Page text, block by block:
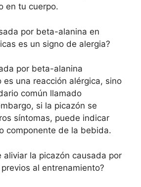
en tu cuerpo.
por beta-alanina en
es un signo de alergia?
por beta-alanina
es una reacción alérgica, sino
común llamado
si la picazón se
síntomas, puede indicar
componente de la bebida.
aliviar la picazón causada por
al entrenamiento?